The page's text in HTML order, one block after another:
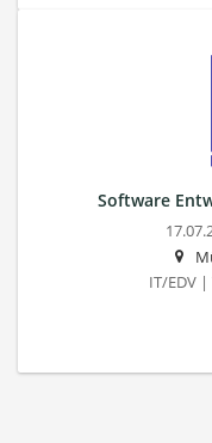
Software
IT/EDV